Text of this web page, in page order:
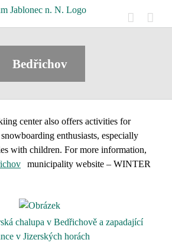
Bedřichov
center also offers activities for
enthusiasts, especially
with children. For more information,
municipality website – WINTER